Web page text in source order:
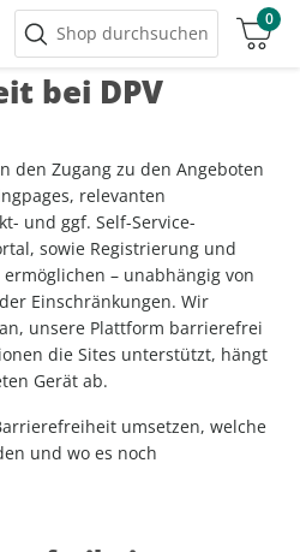
Shop durchsuchen
0
bei DPV
den Zugang zu den Angeboten
relevanten
und ggf. Self-Service-
sowie Registrierung und
– unabhängig von
Einschränkungen. Wir
unsere Plattform barrierefrei
die Sites unterstützt, hängt
Gerät ab.
umsetzen, welche
und wo es noch